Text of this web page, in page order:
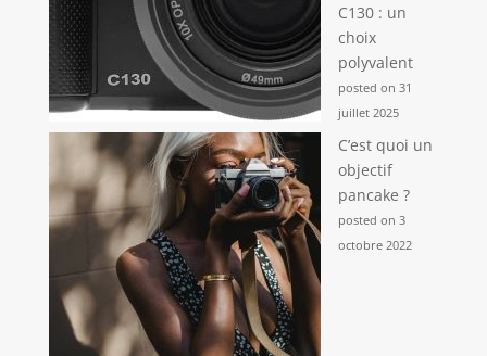
C130 : un
choix
polyvalent
posted on 31
juillet 2025
C’est quoi un
objectif
pancake ?
posted on 3
octobre 2022